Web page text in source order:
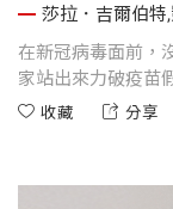
莎拉．吉爾伯特
在新冠病毒面前，
家站出來力破疫苗
問世的關鍵要點。
收藏 分享